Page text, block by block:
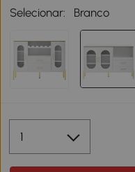
Selecionar: Branco